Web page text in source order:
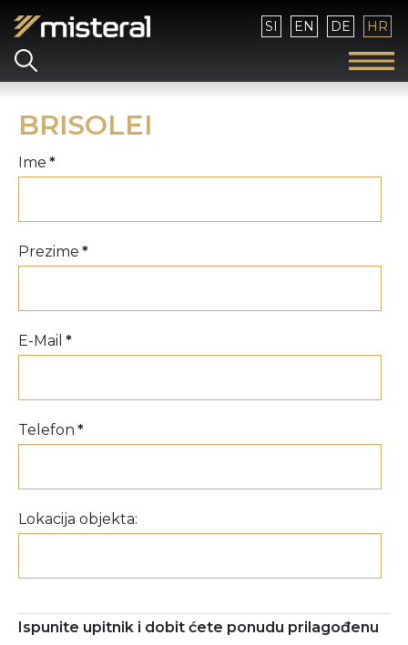
Izaberite vaš jezik
SI EN DE HR
BRISOLEI
Ime *
Prezime *
E-Mail *
Telefon *
Lokacija objekta:
Ispunite upitnik i dobit ćete ponudu prilagođenu